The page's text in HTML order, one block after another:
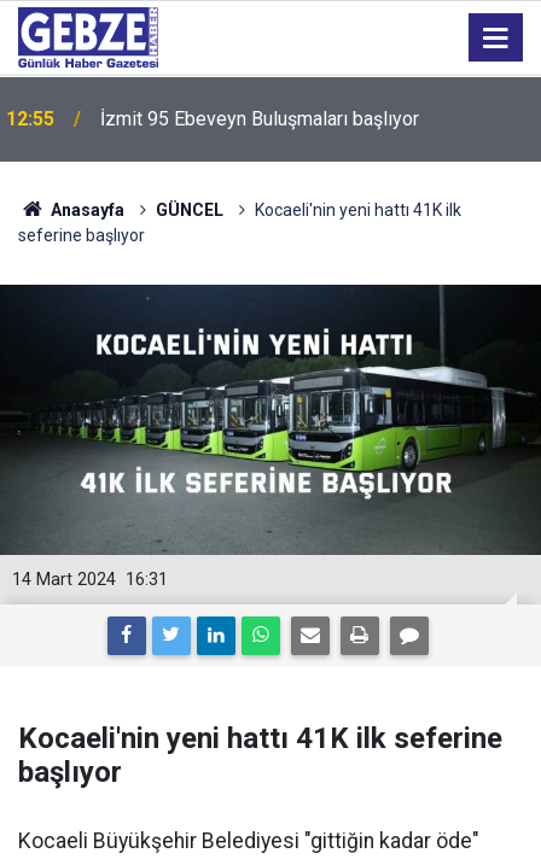
12:55 İzmit 95 Ebeveyn Buluşmaları başlıyor
Anasayfa GÜNCEL
Kocaeli'nin yeni hattı 41K ilk
seferine başlıyor
16:31
14 Mart 2024
Kocaeli'nin yeni hattı 41K ilk seferine
başlıyor
Kocaeli Büyükşehir Belediyesi "gittiğin kadar öde"